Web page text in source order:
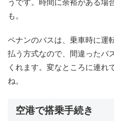
うです。時間に余裕がある場
も。
ペナンのバスは、乗車時に運
払う方式なので、間違ったバ
くれます。変なところに連れ
ね。
空港で搭乗手続き